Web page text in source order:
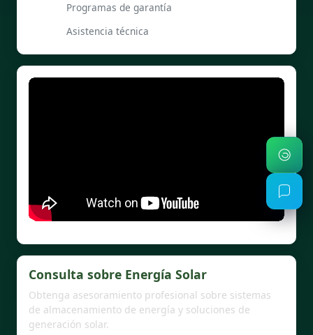
Programas de garantía
Asistencia técnica
Consulta sobre Energía Solar
Obtenga asesoramiento profesional sobre sistemas
de almacenamiento de energía y soluciones de
generación solar.